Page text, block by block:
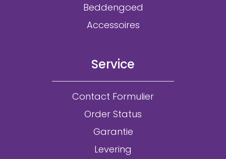
Beddengoed
Accessoires
Service
Contact Formulier
Order Status
Garantie
Levering